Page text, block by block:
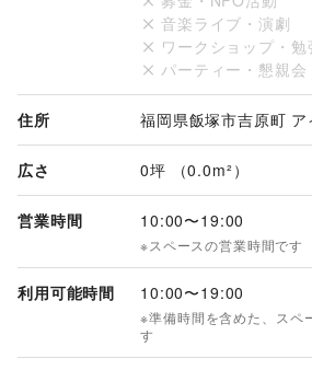
音楽ライブ・演劇
ワークショップ・勉
パーティー・懇親会
住所 福岡県飯塚市吉原町
広さ 0坪 （0.0m²）
営業時間 10:00〜19:00
※スペースの営業時間です
利用可能時間 10:00〜19:00
※準備時間を含めた、スペ
す